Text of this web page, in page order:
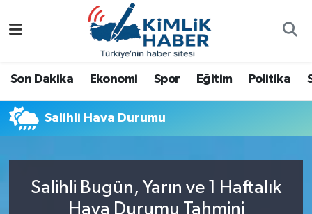
Son Dakika Ekonomi Spor Eğitim Politika
Salihli Hava Durumu
Salihli Bugün, Yarın ve 1 Haftalık
Hava Durumu Tahmini
Antalya
Dünya
Eğitim
Nöbetçi Eczaneler
Namaz Vakitleri
Trafik Durumu
Süper Lig Puan Durumu ve Fikstür